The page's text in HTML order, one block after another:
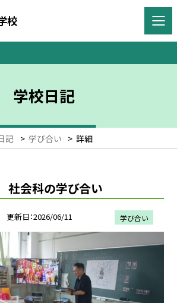
校
学校日記
記 > 学び合い > 詳細
社会科の学び合い
更新日 2026/06/11 学び合い